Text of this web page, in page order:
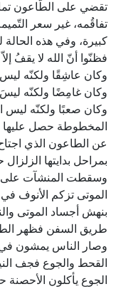
تقضي على الطّاعون
تفاقُمه، غير سعر
كبيرة، وفي هذه الحالة
فظنّوا أنّ الله لا يقفُ
وكان عاشِقًا ولكنّه
وكان غامِضًا ولكنّه
وكان صعبًا ولكنّه ليس
بمراحل بدايتها
وسقطت المنشآت على
الموتى تزكم الأنوف
بنهش أجساد الموتى
طريق السفن فظهر
وصار الناس يمشون
القحط والجوع فجف
الجوع يأكلون